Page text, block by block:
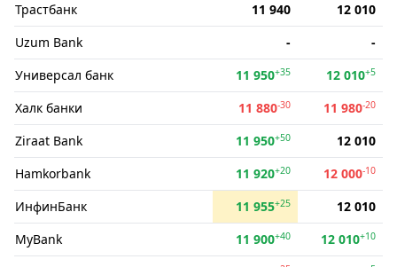
Трастбанк
11 940
12 010
Uzum Bank
-
-
Универсал банк
11 950+35 12 010+5
Халк банки 11 880-30 11 980-20
Ziraat Bank 11 950+50
12 010
Hamkorbank
11 920+20 12 000-10
ИнфинБанк 11 955+25
12 010
MyBank
11 900+40 12 010+10